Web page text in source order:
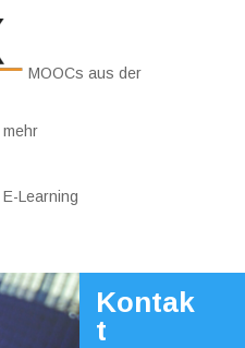
MOOCs aus der
Learning
Kontak
t